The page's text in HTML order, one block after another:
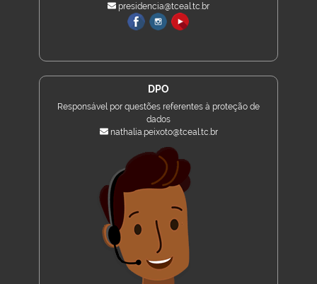
presidencia@tceal.tc.br
DPO
Responsável por questões referentes à proteção de
dados
nathalia.peixoto@tceal.tc.br